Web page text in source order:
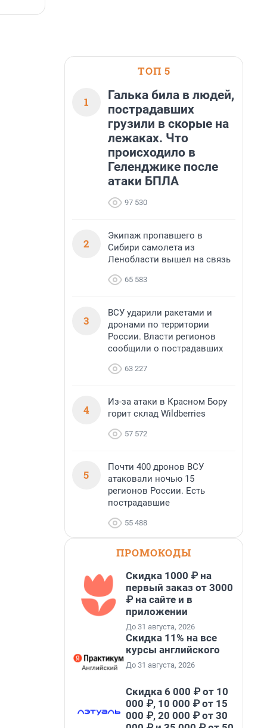
ТОП 5
1
Галька била в людей,
пострадавших
грузили в скорые на
лежаках. Что
происходило в
Геленджике после
атаки БПЛА
97 530
2
Экипаж пропавшего в
Сибири самолета из
Ленобласти вышел на связь
65 583
3
ВСУ ударили ракетами и
дронами по территории
России. Власти регионов
сообщили о пострадавших
63 227
4
Из-за атаки в Красном Бору
горит склад Wildberries
57 572
5
Почти 400 дронов ВСУ
атаковали ночью 15
регионов России. Есть
пострадавшие
55 488
ПРОМОКОДЫ
Скидка 1000 ₽ на
первый заказ от 3000
₽ на сайте и в
приложении
До 31 августа, 2026
Скидка 11% на все
курсы английского
До 31 августа, 2026
Скидка 6 000 ₽ от 10
000 ₽, 10 000 ₽ от 15
000 ₽, 20 000 ₽ от 30